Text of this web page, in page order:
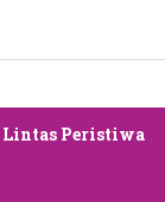
Lintas Peristiwa